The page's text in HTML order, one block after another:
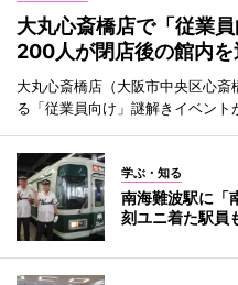
大丸心斎橋店で「従業
200人が閉店後の館内を
大丸心斎橋店（大阪市中央区心
る「従業員向け」謎解きイベント
学ぶ・知る
南海難波駅に「
刻ユニ着た駅員